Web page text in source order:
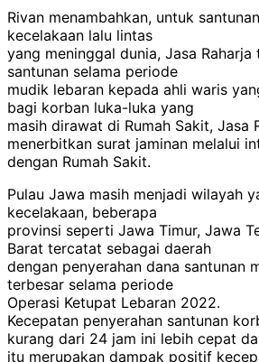
Rivan menambahkan, untuk
kecelakaan lalu lintas
yang meninggal dunia, Jasa Raharja
santunan selama periode
mudik lebaran kepada ahli waris
bagi korban luka-luka yang
masih dirawat di Rumah Sakit, Jasa
menerbitkan surat jaminan melalui
dengan Rumah Sakit.
Pulau Jawa masih menjadi wilayah
kecelakaan, beberapa
provinsi seperti Jawa Timur, Jawa
Barat tercatat sebagai daerah
dengan penyerahan dana santunan
terbesar selama periode
Operasi Ketupat Lebaran 2022.
Kecepatan penyerahan santunan
kurang dari 24 jam ini lebih cepat
itu merupakan dampak positif